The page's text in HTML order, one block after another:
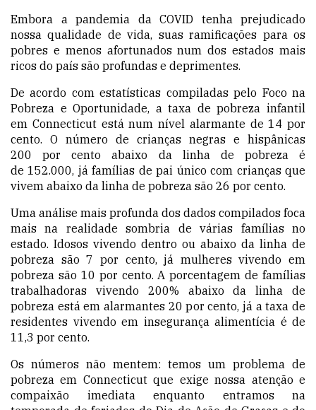
Embora a pandemia da COVID tenha prejudicado
nossa qualidade de vida, suas ramificações para os
pobres e menos afortunados num dos estados mais
ricos do país são profundas e deprimentes.
De acordo com estatísticas compiladas pelo Foco na
Pobreza e Oportunidade, a taxa de pobreza infantil
em Connecticut está num nível alarmante de 14 por
cento. O número de crianças negras e hispânicas
200 por cento abaixo da linha de pobreza é
de 152.000, já famílias de pai único com crianças que
vivem abaixo da linha de pobreza são 26 por cento.
Uma análise mais profunda dos dados compilados foca
mais na realidade sombria de várias famílias no
estado. Idosos vivendo dentro ou abaixo da linha de
pobreza são 7 por cento, já mulheres vivendo em
pobreza são 10 por cento. A porcentagem de famílias
trabalhadoras vivendo 200% abaixo da linha de
pobreza está em alarmantes 20 por cento, já a taxa de
residentes vivendo em insegurança alimentícia é de
11,3 por cento.
Os números não mentem: temos um problema de
pobreza em Connecticut que exige nossa atenção e
compaixão imediata enquanto entramos na